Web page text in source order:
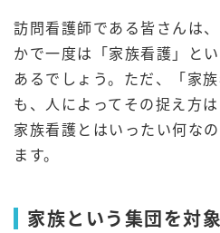
訪問看護師である皆さんは
かで一度は「家族看護」と
あるでしょう。ただ、「家
も、人によってその捉え方
家族看護とはいったい何な
ます。
家族という集団を対